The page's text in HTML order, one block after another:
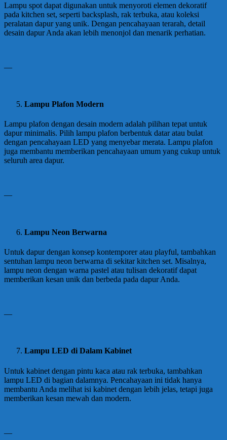
Lampu spot dapat digunakan untuk menyoroti elemen dekoratif
pada kitchen set, seperti backsplash, rak terbuka, atau koleksi
peralatan dapur yang unik. Dengan pencahayaan terarah, detail
desain dapur Anda akan lebih menonjol dan menarik perhatian.
—
Lampu Plafon Modern
Lampu plafon dengan desain modern adalah pilihan tepat untuk
dapur minimalis. Pilih lampu plafon berbentuk datar atau bulat
dengan pencahayaan LED yang menyebar merata. Lampu plafon
juga membantu memberikan pencahayaan umum yang cukup untuk
seluruh area dapur.
—
Lampu Neon Berwarna
Untuk dapur dengan konsep kontemporer atau playful, tambahkan
sentuhan lampu neon berwarna di sekitar kitchen set. Misalnya,
lampu neon dengan warna pastel atau tulisan dekoratif dapat
memberikan kesan unik dan berbeda pada dapur Anda.
—
Lampu LED di Dalam Kabinet
Untuk kabinet dengan pintu kaca atau rak terbuka, tambahkan
lampu LED di bagian dalamnya. Pencahayaan ini tidak hanya
membantu Anda melihat isi kabinet dengan lebih jelas, tetapi juga
memberikan kesan mewah dan modern.
—